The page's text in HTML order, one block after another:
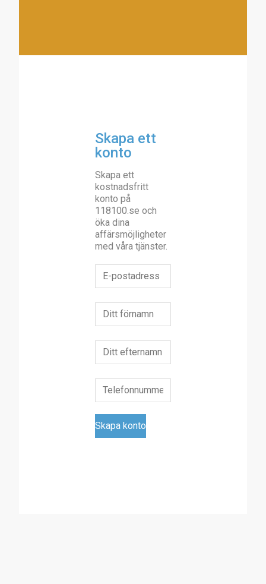
Skapa ett
konto
Skapa ett
kostnadsfritt
konto på
118100.se och
öka dina
affärsmöjligheter
med våra tjänster.